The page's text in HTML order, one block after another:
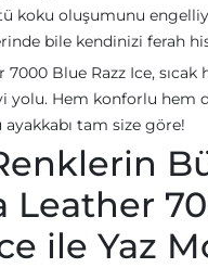
koku oluşumunu
bile kendinizi ferah
7000 Blue Razz Ice, sıcak
yolu. Hem konforlu hem
ayakkabı tam size göre!
Leather
ile Yaz